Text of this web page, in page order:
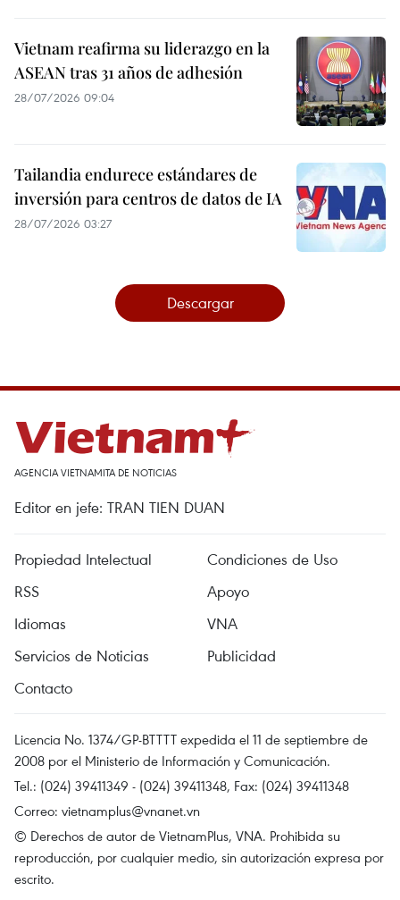
Vietnam reafirma su liderazgo en la
ASEAN tras 31 años de adhesión
28/07/2026 09:04
Tailandia endurece estándares de
inversión para centros de datos de IA
28/07/2026 03:27
Descargar
AGENCIA VIETNAMITA DE NOTICIAS
Editor en jefe: TRAN TIEN DUAN
Propiedad Intelectual
Condiciones de Uso
RSS
Apoyo
Idiomas
VNA
Servicios de Noticias
Publicidad
Contacto
Licencia No. 1374/GP-BTTTT expedida el 11 de septiembre de
2008 por el Ministerio de Información y Comunicación.
Tel.: (024) 39411349 - (024) 39411348, Fax: (024) 39411348
Correo: vietnamplus@vnanet.vn
© Derechos de autor de VietnamPlus, VNA. Prohibida su
reproducción, por cualquier medio, sin autorización expresa por
escrito.